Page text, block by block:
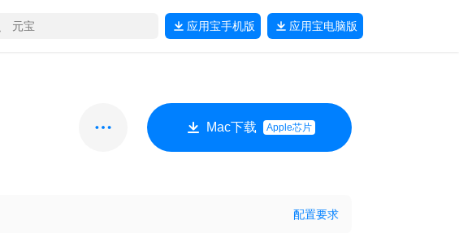
应用宝手机版 应用宝电脑版
Mac下载 Apple芯片
配置要求